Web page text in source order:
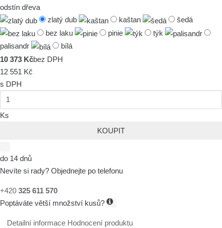
odstín dřeva
zlatý dub
kaštan
šedá
bez laku
pinie
týk
palisandr
bílá
10 373 Kčbez DPH
12 551 Kč
s DPH
Ks
KOUPIT
do 14 dnů
Nevíte si rady? Objednejte po telefonu
+420 325 611 570
Poptáváte větší množství kusů?
Detailní informace Hodnocení produktu